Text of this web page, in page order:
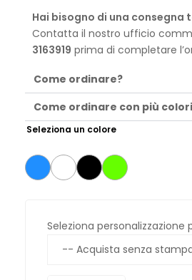
Hai bisogno di una consegna
Contatta il nostro ufficio
3163919 prima di completare
Come ordinare?
Come ordinare con più
Seleziona un colore
Seleziona personalizzazione